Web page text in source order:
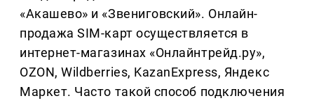
«Акашево» и «Звениговский». Онлайн-
продажа SIM-карт осуществляется в
интернет-магазинах «Онлайнтрейд.ру»,
OZON, Wildberries, KazanExpress, Яндекс
Маркет. Часто такой способ подключения